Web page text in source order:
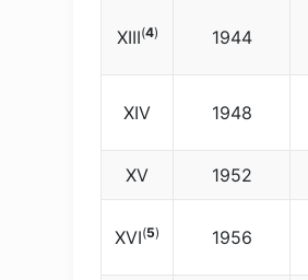
XIII(4) 1944
XIV 1948
XV 1952
XVI(5) 1956